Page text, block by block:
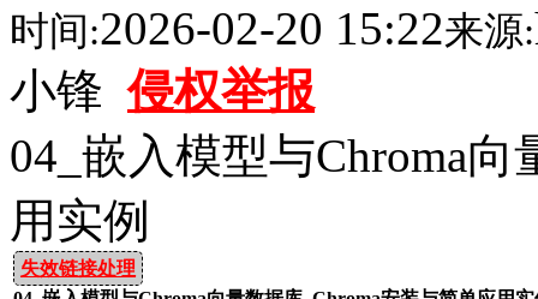
时间:2026-02-20 15:22来源:
小锋侵权举报
04_嵌入模型与Chroma
用实例
失效链接处理